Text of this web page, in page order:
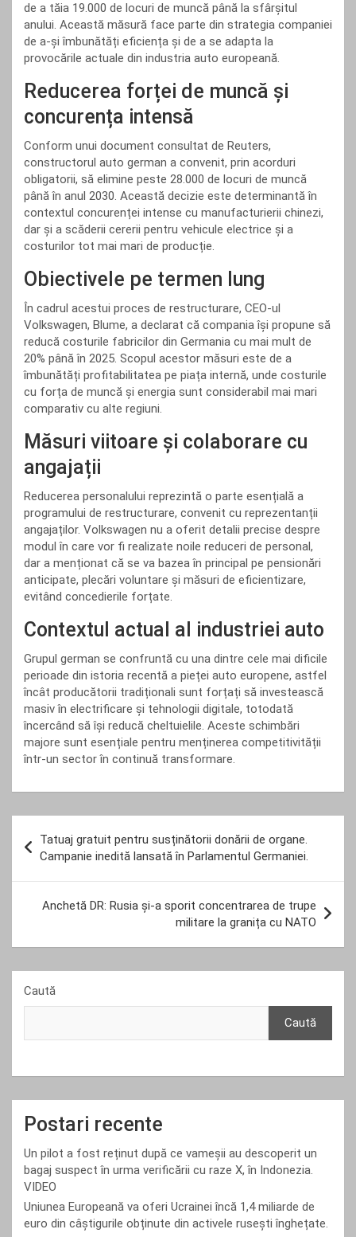
de a tăia 19.000 de locuri de muncă până la sfârșitul
anului. Această măsură face parte din strategia companiei
de a-și îmbunătăți eficiența și de a se adapta la
provocările actuale din industria auto europeană.
Reducerea forței de muncă și
concurența intensă
Conform unui document consultat de Reuters,
constructorul auto german a convenit, prin acorduri
obligatorii, să elimine peste 28.000 de locuri de muncă
până în anul 2030. Această decizie este determinantă în
contextul concurenței intense cu manufacturierii chinezi,
dar și a scăderii cererii pentru vehicule electrice și a
costurilor tot mai mari de producție.
Obiectivele pe termen lung
În cadrul acestui proces de restructurare, CEO-ul
Volkswagen, Blume, a declarat că compania își propune să
reducă costurile fabricilor din Germania cu mai mult de
20% până în 2025. Scopul acestor măsuri este de a
îmbunătăți profitabilitatea pe piața internă, unde costurile
cu forța de muncă și energia sunt considerabil mai mari
comparativ cu alte regiuni.
Măsuri viitoare și colaborare cu
angajații
Reducerea personalului reprezintă o parte esențială a
programului de restructurare, convenit cu reprezentanții
angajaților. Volkswagen nu a oferit detalii precise despre
modul în care vor fi realizate noile reduceri de personal,
dar a menționat că se va bazea în principal pe pensionări
anticipate, plecări voluntare și măsuri de eficientizare,
evitând concedierile forțate.
Contextul actual al industriei auto
Grupul german se confruntă cu una dintre cele mai dificile
perioade din istoria recentă a pieței auto europene, astfel
încât producătorii tradiționali sunt forțați să investească
masiv în electrificare și tehnologii digitale, totodată
încercând să își reducă cheltuielile. Aceste schimbări
majore sunt esențiale pentru menținerea competitivității
într-un sector în continuă transformare.
în
articole
Tatuaj gratuit pentru susținătorii donării de organe.
Campanie inedită lansată în Parlamentul Germaniei.
Anchetă DR: Rusia și-a sporit concentrarea de trupe
militare la granița cu NATO
Caută
Caută
Postari recente
Un pilot a fost reținut după ce vameșii au descoperit un
bagaj suspect în urma verificării cu raze X, în Indonezia.
VIDEO
Uniunea Europeană va oferi Ucrainei încă 1,4 miliarde de
euro din câștigurile obținute din activele rusești înghețate.